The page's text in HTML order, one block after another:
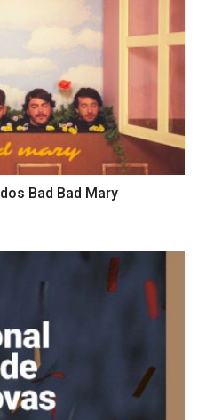
Bad Bad Mary